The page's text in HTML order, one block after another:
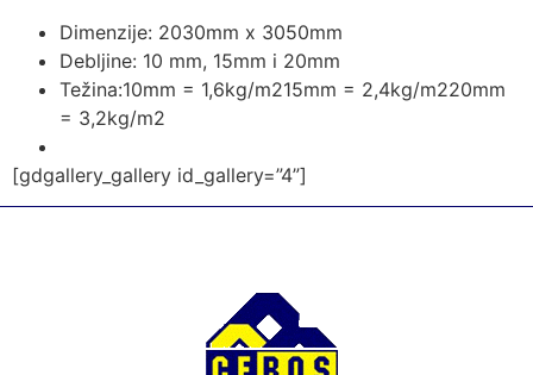
Dimenzije: 2030mm x 3050mm
Debljine: 10 mm, 15mm i 20mm
Težina:10mm = 1,6kg/m215mm = 2,4kg/m220mm
= 3,2kg/m2
[gdgallery_gallery id_gallery=”4”]